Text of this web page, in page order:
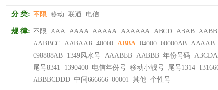
分 类: 不限 移动 联通 电信
规 律: 不限 AAA AAAA AAAAA AAAAAA ABCD ABAB AABB
AABBCC AABAAB 40000 ABBA 04000 00000AB AAAAB
098888AB 1349风水号 AAABBB AABBB 年份号码
尾号8341
1390400 电信年份号 移动小靓号 尾号1314
ABBBCDDD 中间666666 00001 其他 个性号